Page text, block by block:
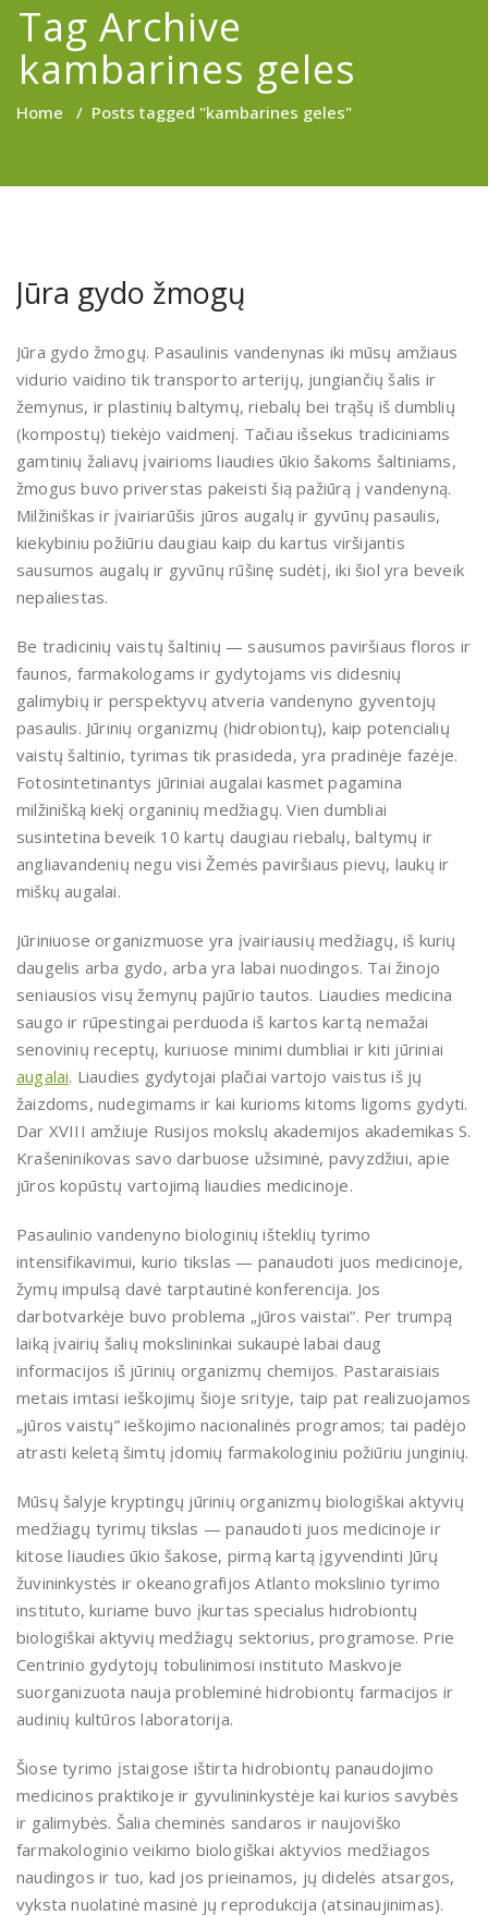
Tag Archive
kambarines geles
Home / Posts tagged "kambarines geles"
Jūra gydo žmogų
Jūra gydo žmogų. Pasaulinis vandenynas iki mūsų amžiaus
vidurio vaidino tik transporto arterijų, jungiančių šalis ir
žemynus, ir plastinių baltymų, riebalų bei trąšų iš dumblių
(kompostų) tiekėjo vaidmenį. Tačiau išsekus tradiciniams
gamtinių žaliavų įvairioms liaudies ūkio šakoms šaltiniams,
žmogus buvo priverstas pakeisti šią pažiūrą į vandenyną.
Milžiniškas ir įvairiarūšis jūros augalų ir gyvūnų pasaulis,
kiekybiniu požiūriu daugiau kaip du kartus viršijantis
sausumos augalų ir gyvūnų rūšinę sudėtį, iki šiol yra beveik
nepaliestas.
Be tradicinių vaistų šaltinių — sausumos paviršiaus floros ir
faunos, farmakologams ir gydytojams vis didesnių
galimybių ir perspektyvų atveria vandenyno gyventojų
pasaulis. Jūrinių organizmų (hidrobiontų), kaip potencialių
vaistų šaltinio, tyrimas tik prasideda, yra pradinėje fazėje.
Fotosintetinantys jūriniai augalai kasmet pagamina
milžinišką kiekį organinių medžiagų. Vien dumbliai
susintetina beveik 10 kartų daugiau riebalų, baltymų ir
angliavandenių negu visi Žemės paviršiaus pievų, laukų ir
miškų augalai.
Jūriniuose organizmuose yra įvairiausių medžiagų, iš kurių
daugelis arba gydo, arba yra labai nuodingos. Tai žinojo
seniausios visų žemynų pajūrio tautos. Liaudies medicina
saugo ir rūpestingai perduoda iš kartos kartą nemažai
senovinių receptų, kuriuose minimi dumbliai ir kiti jūriniai
augalai. Liaudies gydytojai plačiai vartojo vaistus iš jų
žaizdoms, nudegimams ir kai kurioms kitoms ligoms gydyti.
Dar XVIII amžiuje Rusijos mokslų akademijos akademikas S.
Krašeninikovas savo darbuose užsiminė, pavyzdžiui, apie
jūros kopūstų vartojimą liaudies medicinoje.
Pasaulinio vandenyno biologinių išteklių tyrimo
intensifikavimui, kurio tikslas — panaudoti juos medicinoje,
žymų impulsą davė tarptautinė konferencija. Jos
darbotvarkėje buvo problema „jūros vaistai”. Per trumpą
laiką įvairių šalių mokslininkai sukaupė labai daug
informacijos iš jūrinių organizmų chemijos. Pastaraisiais
metais imtasi ieškojimų šioje srityje, taip pat realizuojamos
„jūros vaistų” ieškojimo nacionalinės programos; tai padėjo
atrasti keletą šimtų įdomių farmakologiniu požiūriu junginių.
Mūsų šalyje kryptingų jūrinių organizmų biologiškai aktyvių
medžiagų tyrimų tikslas — panaudoti juos medicinoje ir
kitose liaudies ūkio šakose, pirmą kartą įgyvendinti Jūrų
žuvininkystės ir okeanografijos Atlanto mokslinio tyrimo
instituto, kuriame buvo įkurtas specialus hidrobiontų
biologiškai aktyvių medžiagų sektorius, programose. Prie
Centrinio gydytojų tobulinimosi instituto Maskvoje
suorganizuota nauja probleminė hidrobiontų farmacijos ir
audinių kultūros laboratorija.
Šiose tyrimo įstaigose ištirta hidrobiontų panaudojimo
medicinos praktikoje ir gyvulininkystėje kai kurios savybės
ir galimybės. Šalia cheminės sandaros ir naujoviško
farmakologinio veikimo biologiškai aktyvios medžiagos
naudingos ir tuo, kad jos prieinamos, jų didelės atsargos,
vyksta nuolatinė masinė jų reprodukcija (atsinaujinimas).